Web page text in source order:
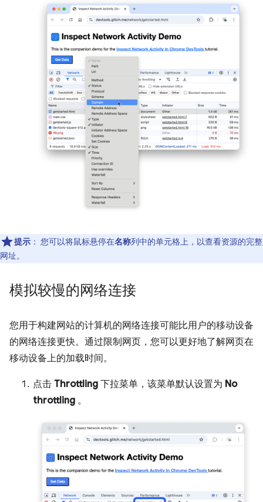
提示 ： 您可以将鼠标悬停在名称列中的单元格上，以查看资源的完整
网址。
模拟较慢的网络连接
您用于构建网站的计算机的网络连接可能比用户的移动设备
的网络连接更快。通过限制网页，您可以更好地了解网页在
移动设备上的加载时间。
点击 Throttling 下拉菜单，该菜单默认设置为 No
throttling 。